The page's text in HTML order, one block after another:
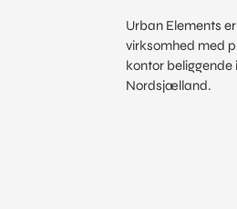
Urban Elements
virksomhed med
kontor
Nordsjælland.